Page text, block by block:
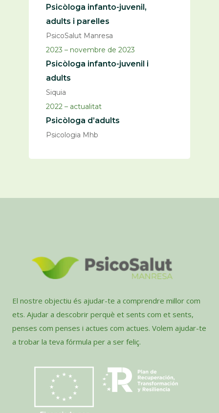
Psicòloga infanto-juvenil,
adults i parelles
PsicoSalut Manresa
2023 – novembre de 2023
Psicòloga infanto-juvenil i
adults
Siquia
2022 – actualitat
Psicòloga d’adults
Psicologia Mhb
El nostre objectiu és ajudar-te a comprendre millor com
ets. Ajudar a descobrir perquè et sents com et sents,
penses com penses i actues com actues. Volem ajudar-te
a trobar la teva fórmula per a ser feliç.